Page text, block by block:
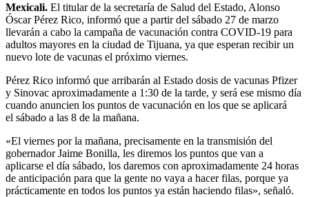
Mexicali. El titular de la secretaría de Salud del Estado, Alonso
Óscar Pérez Rico, informó que a partir del sábado 27 de marzo
llevarán a cabo la campaña de vacunación contra COVID-19 para
adultos mayores en la ciudad de Tijuana, ya que esperan recibir un
nuevo lote de vacunas el próximo viernes.
Pérez Rico informó que arribarán al Estado dosis de vacunas Pfizer
y Sinovac aproximadamente a 1:30 de la tarde, y será ese mismo día
cuando anuncien los puntos de vacunación en los que se aplicará
el sábado a las 8 de la mañana.
«El viernes por la mañana, precisamente en la transmisión del
gobernador Jaime Bonilla, les diremos los puntos que van a
aplicarse el día sábado, los daremos con aproximadamente 24 horas
de anticipación para que la gente no vaya a hacer filas, porque ya
prácticamente en todos los puntos ya están haciendo filas», señaló.